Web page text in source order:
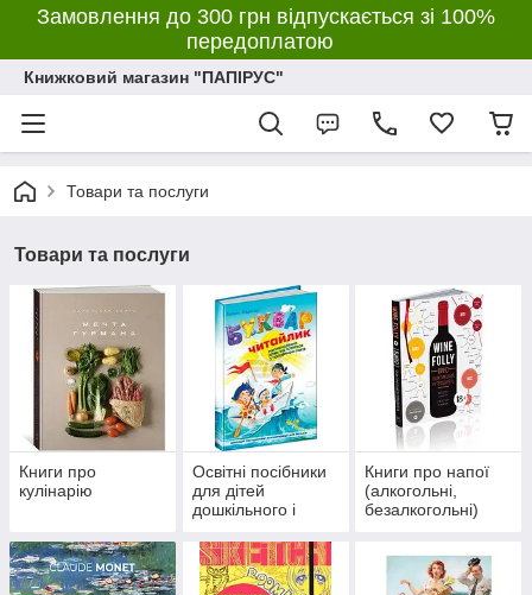
Замовлення до 300 грн відпускається зі 100%
передоплатою
Книжковий магазин "ПАПІРУС"
Товари та послуги
Товари та послуги
Книги про
кулінарію
Освітні посібники
для дітей
дошкільного і
шкільного віку
Книги про напої
(алкогольні,
безалкогольні)